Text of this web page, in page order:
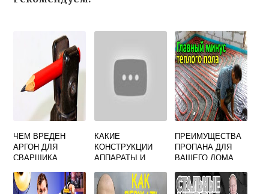
ЧЕМ ВРЕДЕН
АРГОН ДЛЯ
СВАРЩИКА
КАКИЕ
КОНСТРУКЦИИ
АППАРАТЫ И
РАЗРЕШАЕТСЯ
СВАРИВАТЬ ПРИ
ПРЕИМУЩЕСТВА
ПРОПАНА ДЛЯ
ВАШЕГО ДОМА